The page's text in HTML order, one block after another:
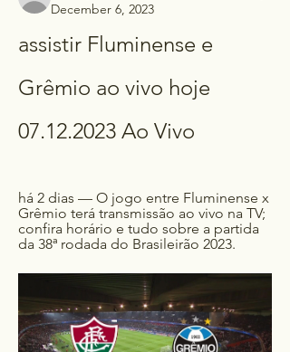
December 6, 2023
assistir Fluminense e
Grêmio ao vivo hoje
07.12.2023 Ao Vivo
há 2 dias — O jogo entre Fluminense x
Grêmio terá transmissão ao vivo na TV;
confira horário e tudo sobre a partida
da 38ª rodada do Brasileirão 2023.